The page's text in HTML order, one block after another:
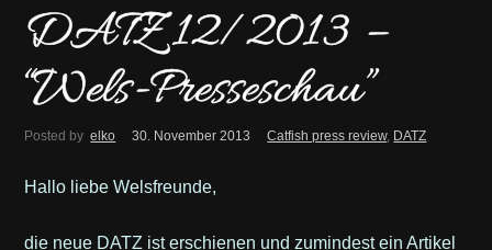
DATZ 12/2013 –
“Wels-Presseschau”
Posted by elko 30. November 2013 Catfish press review, DATZ
Hallo liebe Welsfreunde,
die neue DATZ ist erschienen und zumindest ein Artikel